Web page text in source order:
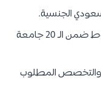
الجنسية.
صورة من قبول جامعي نهائي غير مشروط ضمن الـ 20 جامعة
والتخصص المطلوب